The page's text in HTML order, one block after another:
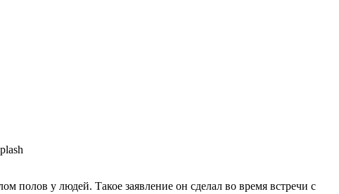
полов у людей. Такое заявление он сделал во время встречи с